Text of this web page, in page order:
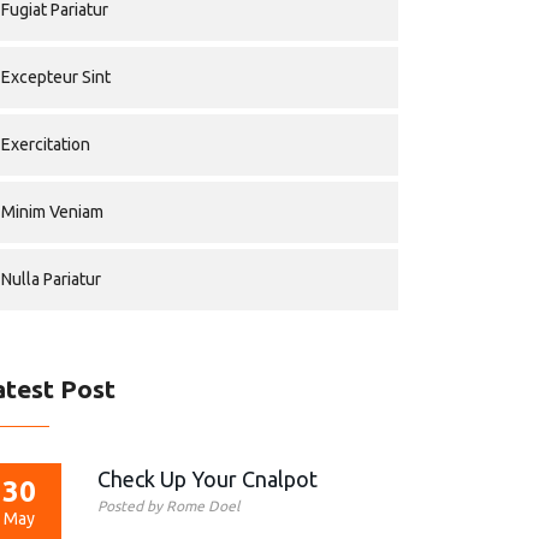
Fugiat Pariatur
Excepteur Sint
Exercitation
Minim Veniam
Nulla Pariatur
Post
30
May
Check Up Your Cnalpot
Posted by Rome Doel